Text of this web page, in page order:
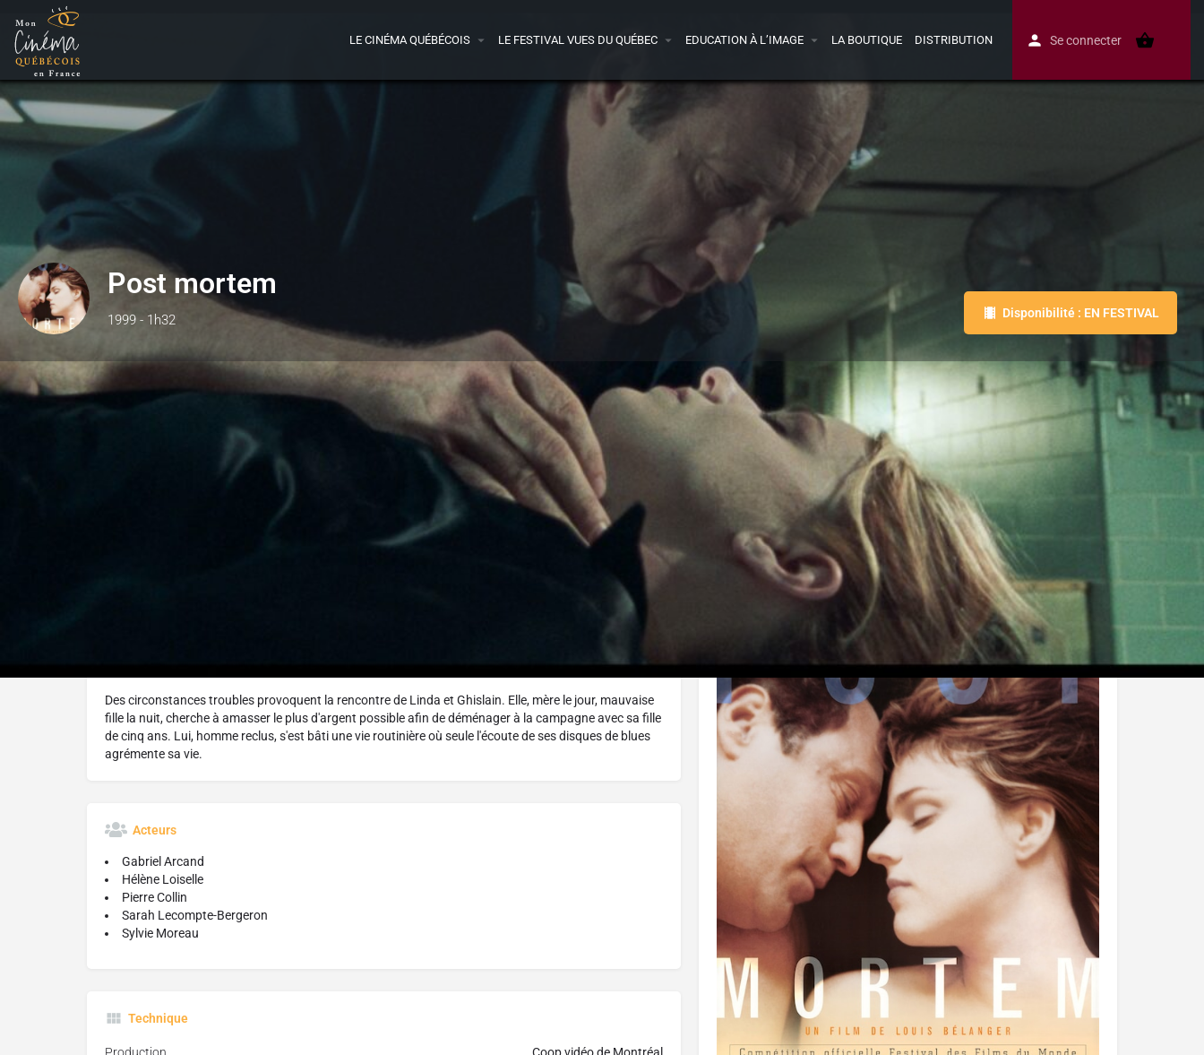
LE CINÉMA QUÉBÉCOIS LE FESTIVAL VUES DU QUÉBEC EDUCATION À L’IMAGE LA BOUTIQUE DISTRIBUTION Se connecter
Post mortem
1999 - 1h32 Disponibilité : EN FESTIVAL
Détails Presse Avis 0
J'aime Donnez votre avis
Des circonstances troubles provoquent la rencontre de Linda et Ghislain. Elle, mère le jour, mauvaise
fille la nuit, cherche à amasser le plus d'argent possible afin de déménager à la campagne avec sa fille
de cinq ans. Lui, homme reclus, s'est bâti une vie routinière où seule l'écoute de ses disques de blues
agrémente sa vie.
Acteurs
Gabriel Arcand
Hélène Loiselle
Pierre Collin
Sarah Lecompte-Bergeron
Sylvie Moreau
Technique
Affiche